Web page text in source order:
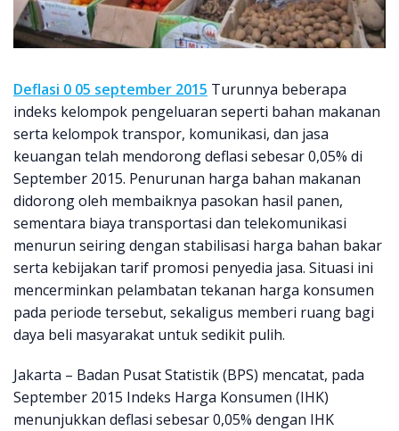
Deflasi 0 05 september 2015 Turunnya beberapa
indeks kelompok pengeluaran seperti bahan makanan
serta kelompok transpor, komunikasi, dan jasa
keuangan telah mendorong deflasi sebesar 0,05% di
September 2015. Penurunan harga bahan makanan
didorong oleh membaiknya pasokan hasil panen,
sementara biaya transportasi dan telekomunikasi
menurun seiring dengan stabilisasi harga bahan bakar
serta kebijakan tarif promosi penyedia jasa. Situasi ini
mencerminkan pelambatan tekanan harga konsumen
pada periode tersebut, sekaligus memberi ruang bagi
daya beli masyarakat untuk sedikit pulih.
Jakarta – Badan Pusat Statistik (BPS) mencatat, pada
September 2015 Indeks Harga Konsumen (IHK)
menunjukkan deflasi sebesar 0,05% dengan IHK